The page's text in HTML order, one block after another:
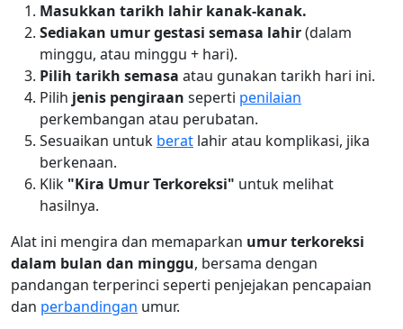
Masukkan tarikh lahir kanak-kanak.
Sediakan umur gestasi semasa lahir(dalam
minggu, atau minggu + hari).
Pilih tarikh semasa atau gunakan tarikh hari ini.
Pilih jenis pengiraan seperti penilaian
perkembangan atau perubatan.
Sesuaikan untuk berat lahir atau komplikasi, jika
berkenaan.
Klik "Kira Umur Terkoreksi" untuk melihat
hasilnya.
Alat ini mengira dan memaparkan umur terkoreksi
dalam bulan dan minggu, bersama dengan
pandangan terperinci seperti penjejakan pencapaian
dan perbandingan umur.